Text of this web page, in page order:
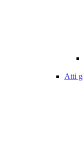
Atti